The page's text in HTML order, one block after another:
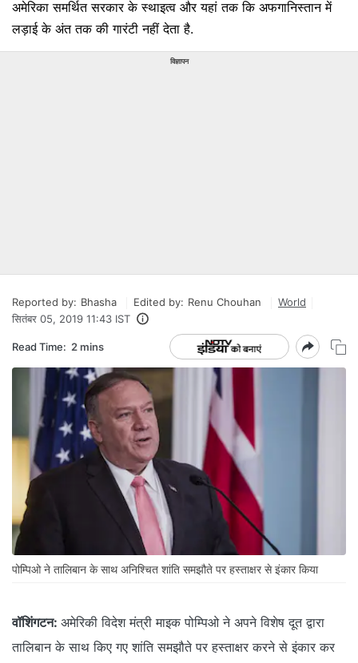
अमेरिका समर्थित सरकार के स्थाइत्व और यहां तक कि अफगानिस्तान में
लड़ाई के अंत तक की गारंटी नहीं देता है.
विज्ञापन
Reported by: Bhasha Edited by: Renu Chouhan
World
सितंबर 05, 2019 11:43 IST
Read Time: 2 mins
पोम्पिओ ने तालिबान के साथ अनिश्चित शांति समझौते पर हस्ताक्षर से इंकार किया
वॉशिंगटन: अमेरिकी विदेश मंत्री माइक पोम्पिओ ने अपने विशेष दूत द्वारा
तालिबान के साथ किए गए शांति समझौते पर हस्ताक्षर करने से इंकार कर